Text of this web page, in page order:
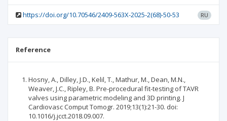
https://doi.org/10.70546/2409-563X-2025-2(68)-50-53 RU
Reference
Hosny, A., Dilley, J.D., Kelil, T., Mathur, M., Dean, M.N.,
Weaver, J.C., Ripley, B. Pre-procedural fit-testing of TAVR
valves using parametric modeling and 3D printing. J
Cardiovasc Comput Tomogr. 2019;13(1):21-30. doi:
10.1016/j.jcct.2018.09.007.